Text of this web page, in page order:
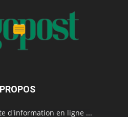
d'information en ligne ...